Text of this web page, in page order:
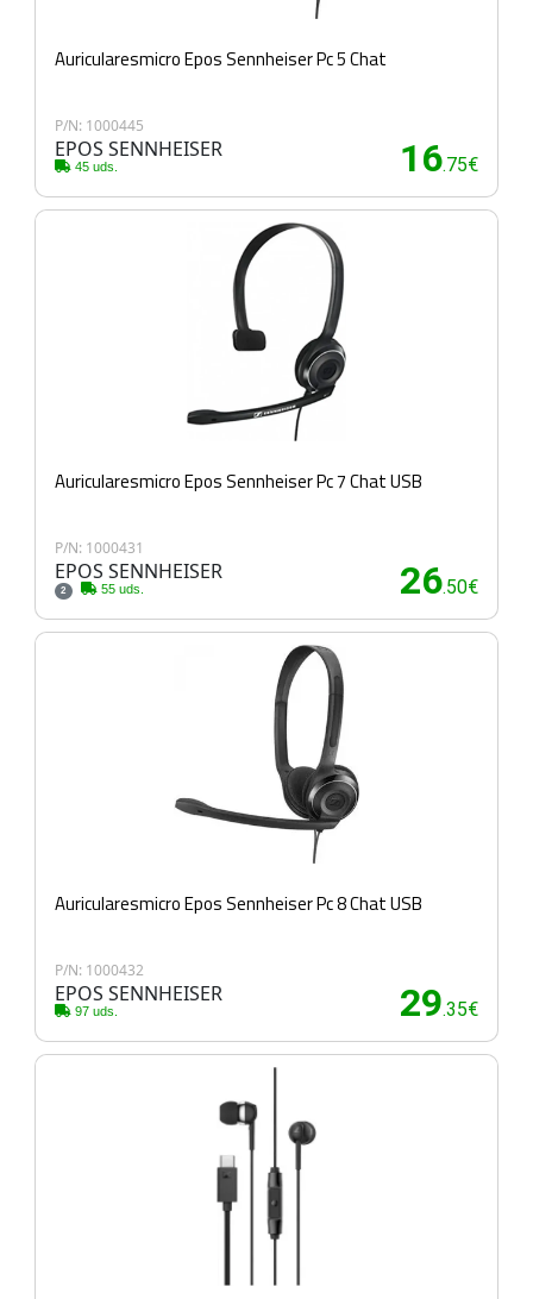
Auricularesmicro Epos Sennheiser Pc 5 Chat
P/N: 1000445
EPOS SENNHEISER
45 uds. 16.75€
Auricularesmicro Epos Sennheiser Pc 7 Chat USB
P/N: 1000431
EPOS SENNHEISER
2 55 uds. 26.50€
Auricularesmicro Epos Sennheiser Pc 8 Chat USB
P/N: 1000432
EPOS SENNHEISER
97 uds. 29.35€